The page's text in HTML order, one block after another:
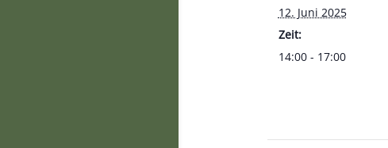
12. Juni 2025
Zeit:
14:00 - 17:00